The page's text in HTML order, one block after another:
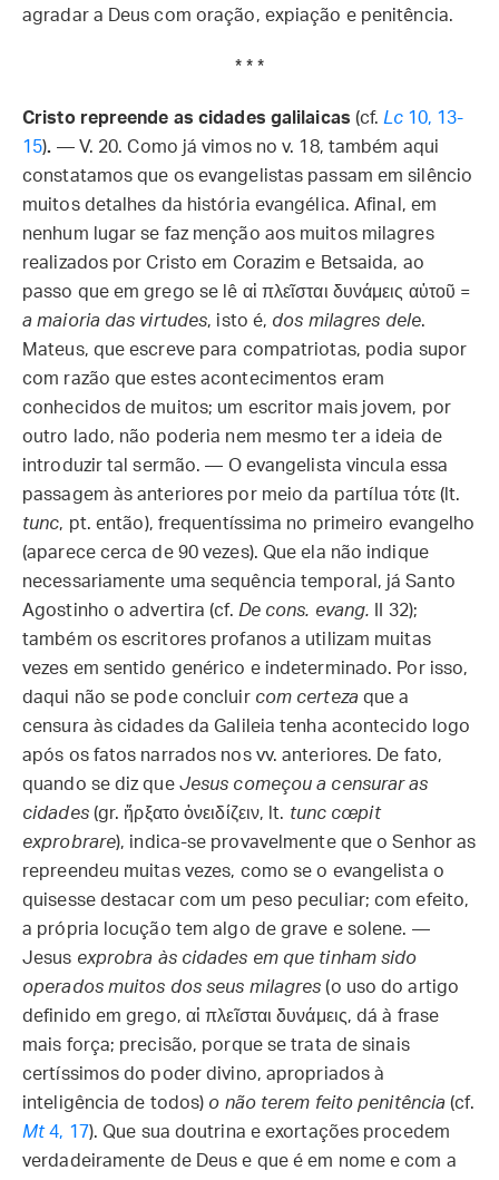
agradar a Deus com oração, expiação e penitência.
* * *
Cristo repreende as cidades galilaicas (cf. Lc10, 13-
15). — V. 20. Como já vimos no v. 18, também aqui
constatamos que os evangelistas passam em silêncio
muitos detalhes da história evangélica. Afinal, em
nenhum lugar se faz menção aos muitos milagres
realizados por Cristo em Corazim e Betsaida, ao
passo que em grego se lê αἱ πλεῖσται δυνάμεις αὐτοῦ =
a maioria das virtudes, isto é, dos milagres dele.
Mateus, que escreve para compatriotas, podia supor
com razão que estes acontecimentos eram
conhecidos de muitos; um escritor mais jovem, por
outro lado, não poderia nem mesmo ter a ideia de
introduzir tal sermão. — O evangelista vincula essa
passagem às anteriores por meio da partílua τότε (lt.
tunc, pt. então), frequentíssima no primeiro evangelho
(aparece cerca de 90 vezes). Que ela não indique
necessariamente uma sequência temporal, já Santo
Agostinho o advertira (cf. De cons. evang. II 32);
também os escritores profanos a utilizam muitas
vezes em sentido genérico e indeterminado. Por isso,
daqui não se pode concluir com certezaque a
censura às cidades da Galileia tenha acontecido logo
após os fatos narrados nos vv. anteriores. De fato,
quando se diz que Jesus começou a censurar as
cidades(gr. ἤρξατο ὀνειδίζειν, lt. tunc cœpit
exprobrare), indica-se provavelmente que o Senhor as
repreendeu muitas vezes, como se o evangelista o
quisesse destacar com um peso peculiar; com efeito,
a própria locução tem algo de grave e solene. —
Jesus exprobra às cidades em que tinham sido
operados muitos dos seus milagres(o uso do artigo
definido em grego, αἱ πλεῖσται δυνάμεις, dá à frase
mais força; precisão, porque se trata de sinais
certíssimos do poder divino, apropriados à
inteligência de todos) o não terem feito penitência (cf.
Mt4, 17). Que sua doutrina e exortações procedem
verdadeiramente de Deus e que é em nome e com a